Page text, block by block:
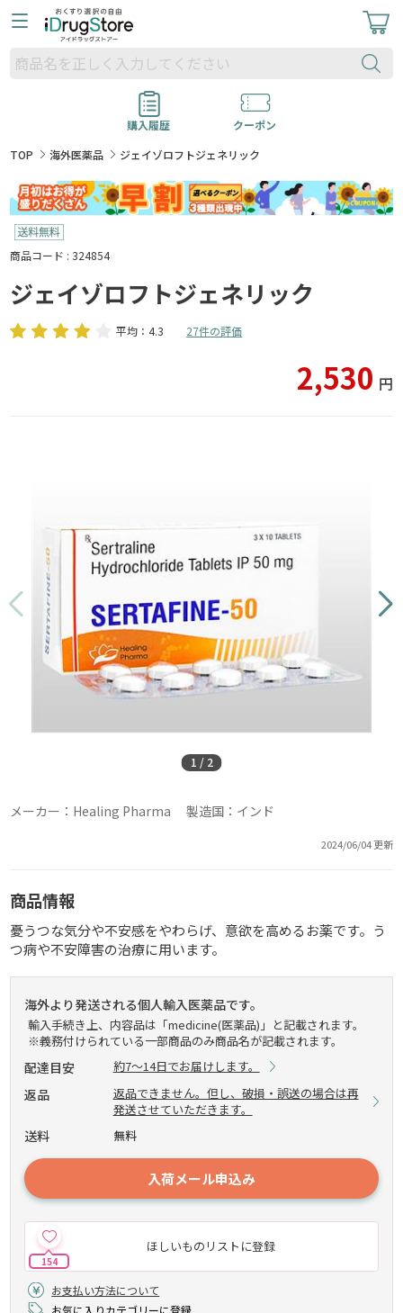
購入履歴
クーポン
TOP
海外医薬品 ジェイゾロフトジェネリック
商品コード : 324854
ジェイゾロフトジェネリック
平均：4.3 27件の評価
2,530 円
1 / 2
メーカー：Healing Pharma 製造国：インド
2024/06/04 更新
商品情報
憂うつな気分や不安感をやわらげ、意欲を高めるお薬です。う
つ病や不安障害の治療に用います。
海外より発送される個人輸入医薬品です。
輸入手続き上、内容品は「medicine(医薬品)」と記載されます。
※義務付けられている一部商品のみ商品名が記載されます。
配達目安 約7～14日でお届けします。
返品
返品できません。但し、破損・誤送の場合は再
発送させていただきます。
送料 無料
入荷メール申込み
ほしいものリストに登録
154
お支払い方法について
お気に入りカテゴリーに登録